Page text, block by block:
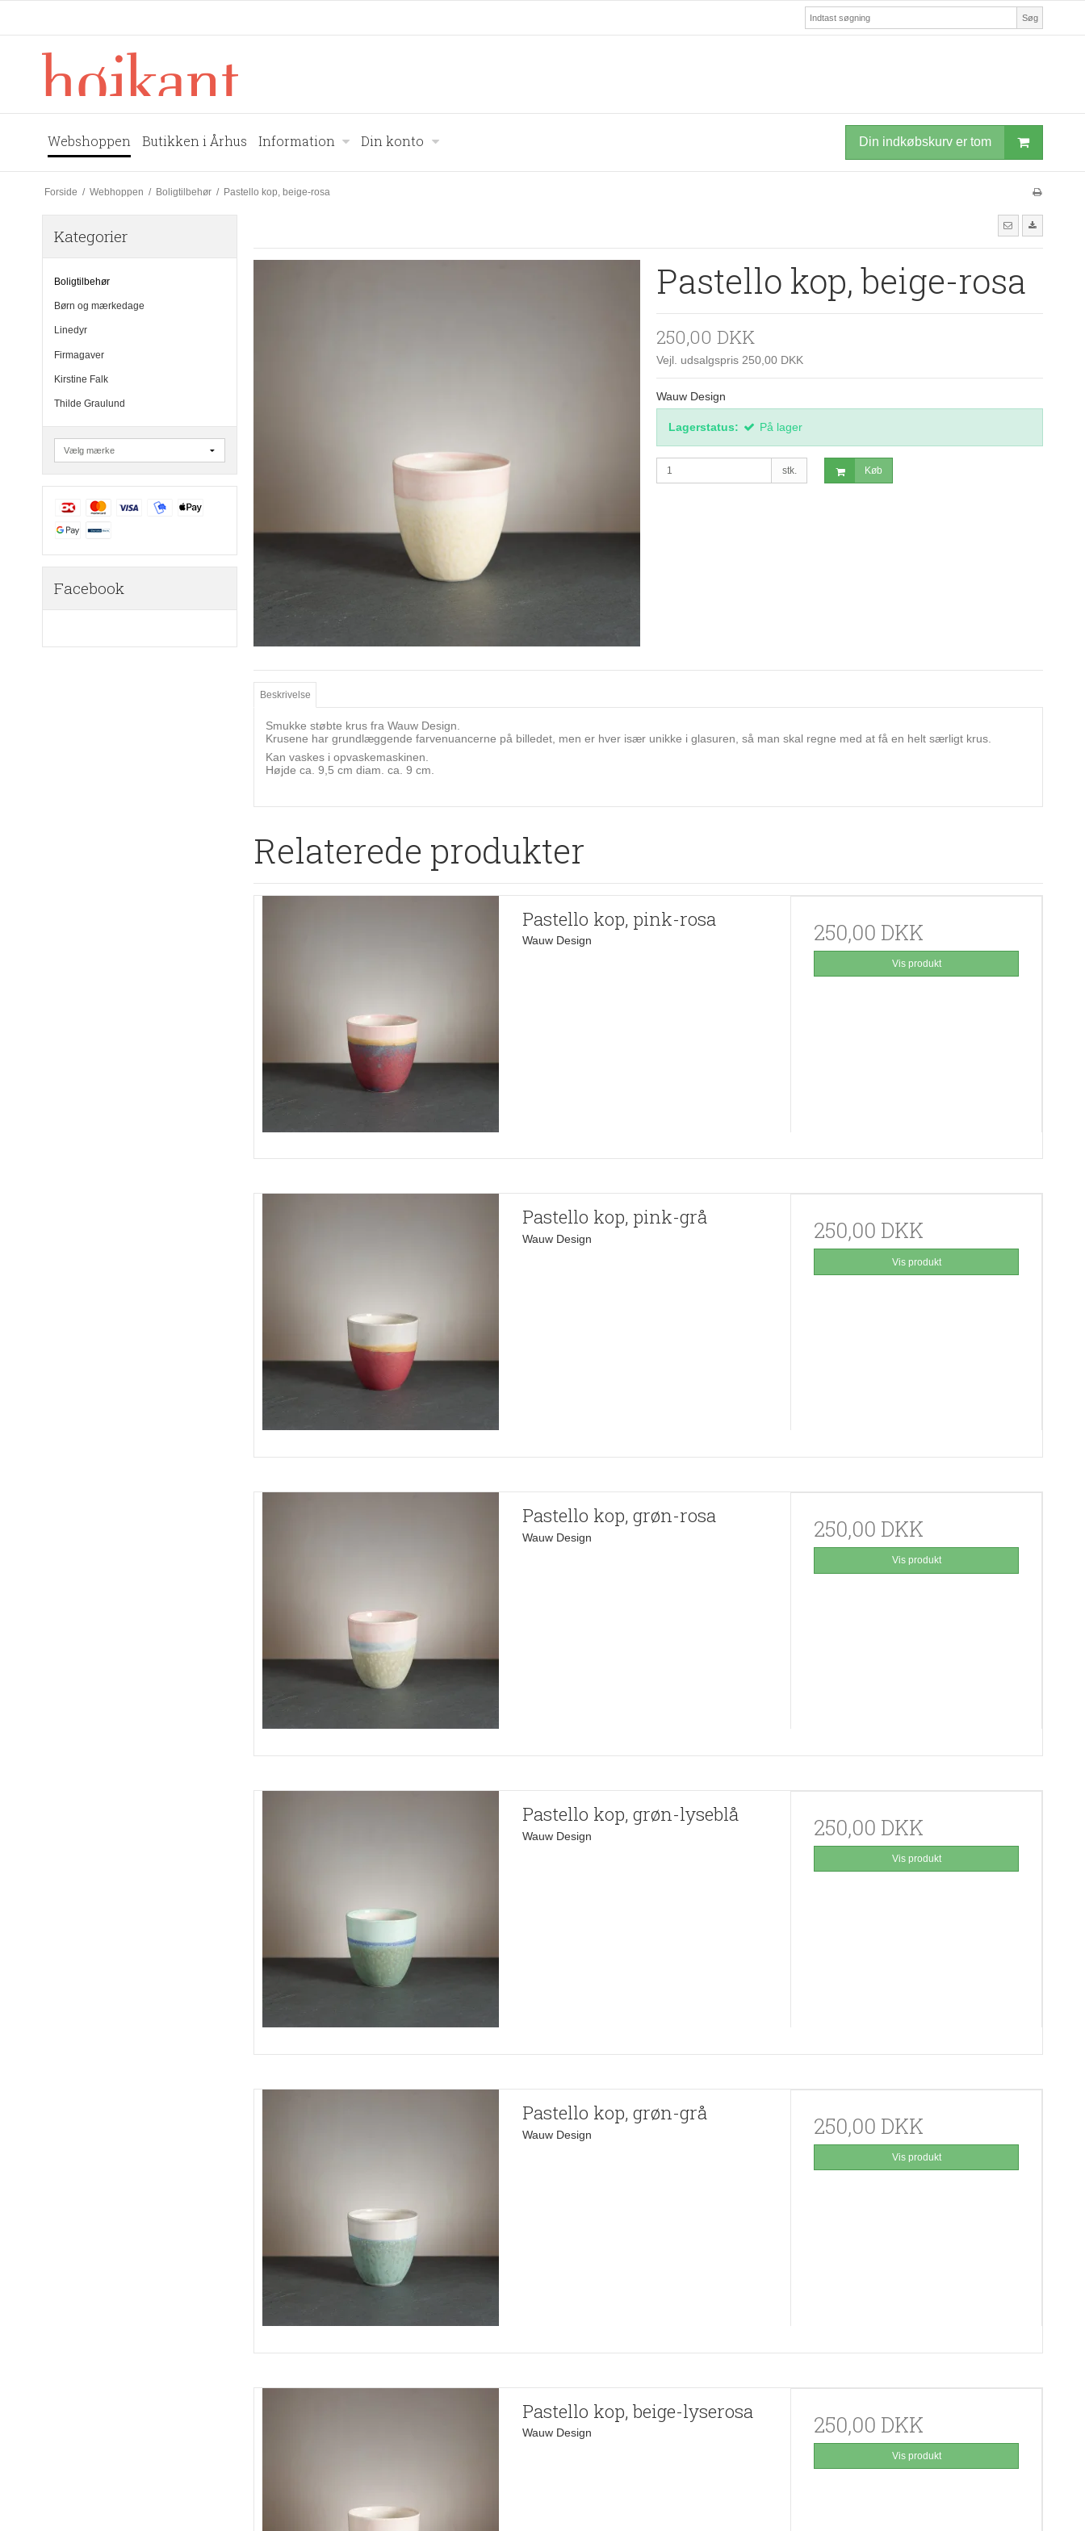
Søg
Webshoppen Butikken i Århus Information Din konto Din indkøbskurv er tom
Forside / Webhoppen / Boligtilbehør / Pastello kop, beige-rosa
Kategorier
Boligtilbehør
Børn og mærkedage
Linedyr
Firmagaver
Kirstine Falk
Thilde Graulund
Facebook
Pastello kop, beige-rosa
250,00 DKK
Vejl. udsalgspris 250,00 DKK
Wauw Design
Lagerstatus: På lager
stk. Køb
Beskrivelse
Smukke støbte krus fra Wauw Design.
Krusene har grundlæggende farvenuancerne på billedet, men er hver især unikke i glasuren, så man skal regne med at få en helt særligt krus.
Kan vaskes i opvaskemaskinen.
Højde ca. 9,5 cm diam. ca. 9 cm.
Relaterede produkter
Pastello kop, pink-rosa
Wauw Design 250,00 DKK
Vis produkt
Pastello kop, pink-grå
Wauw Design 250,00 DKK
Vis produkt
Pastello kop, grøn-rosa
Wauw Design 250,00 DKK
Vis produkt
Pastello kop, grøn-lyseblå
Wauw Design 250,00 DKK
Vis produkt
Pastello kop, grøn-grå
Wauw Design 250,00 DKK
Vis produkt
Pastello kop, beige-lyserosa
Wauw Design 250,00 DKK
Vis produkt